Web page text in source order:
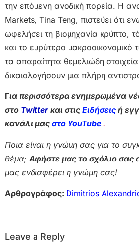
την επόμενη ανοδική πορεία. Η
Markets, Tina Teng, πιστεύει ότι
ωφελήσει τη βιομηχανία κρύπτο,
και το ευρύτερο μακροοικονομικό
τα απαραίτητα θεμελιώδη
δικαιολογήσουν μια πλήρη
Για περισσότερα ενημερωμένα
στο Twitter και στις Ειδήσεις ή
κανάλι μας στο YouTube .
Ποια είναι η γνώμη σας για το
θέμα; Αφήστε μας το σχόλιο σας
μας ενδιαφέρει η γνώμη σας!
Αρθρογράφος: Dimitrios
Leave a Reply